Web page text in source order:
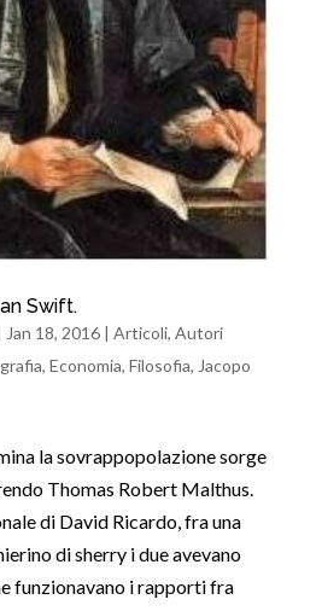
Swift.
Jan 18, 2016| Articoli, Autori
, Economia, Filosofia, Jacopo
la sovrappopolazione sorge
Thomas Robert Malthus.
di David Ricardo, fra una
di sherry i due avevano
funzionavano i rapporti fra